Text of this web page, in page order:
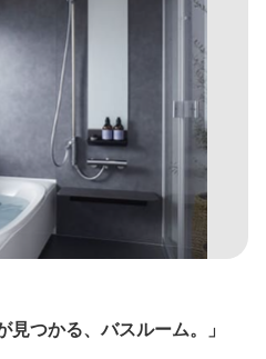
見つかる、バスルーム。」